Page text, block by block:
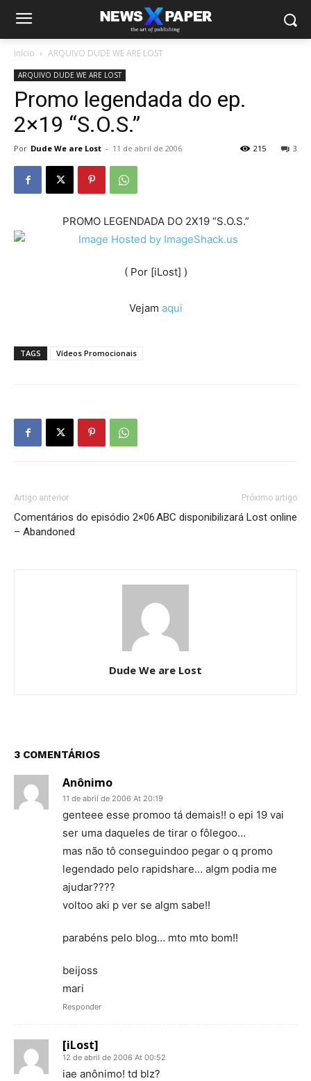
Início ARQUIVO DUDE WE ARE LOST
ARQUIVO DUDE WE ARE LOST
Promo legendada do ep.
2×19 “S.O.S.”
Por Dude We are Lost - 11 de abril de 2006 3
215
PROMO LEGENDADA DO 2X19 “S.O.S.”
( Por [iLost] )
Vejam aqui
TAGS Vídeos Promocionais
Artigo anterior
Comentários do episódio 2×06
– Abandoned
Próximo artigo
ABC disponibilizará Lost online
Dude We are Lost
3 COMENTÁRIOS
Anônimo
11 de abril de 2006 At 20:19
genteee esse promoo tá demais!! o epi 19 vai
ser uma daqueles de tirar o fôlegoo…
mas não tô conseguindoo pegar o q promo
legendado pelo rapidshare… algm podia me
ajudar????
voltoo aki p ver se algm sabe!!
parabéns pelo blog… mto mto bom!!
beijoss
mari
Responder
[iLost]
12 de abril de 2006 At 00:52
iae anônimo! td blz?